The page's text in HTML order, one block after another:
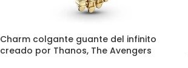
Charm colgante guante del infinito
creado por Thanos, The Avengers